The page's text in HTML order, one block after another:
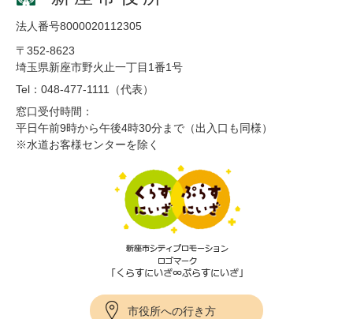
法人番号8000020112305
〒352-8623
埼玉県新座市野火止一丁目1番1号
Tel：048-477-1111（代表）
窓口受付時間：
平日午前9時から午後4時30分まで（出入口も同様）
※水道お客様センターを除く
市役所への行き方